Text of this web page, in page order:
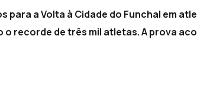
para a Volta à Cidade do Funchal em
recorde de três mil atletas. A prova